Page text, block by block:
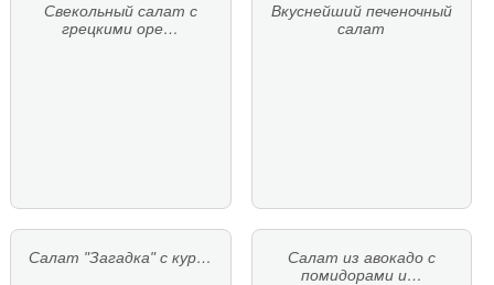
Свекольный салат с
грецкими оре…
Вкуснейший печеночный
салат
Салат "Загадка" с кур…
Салат из авокадо с
помидорами и…